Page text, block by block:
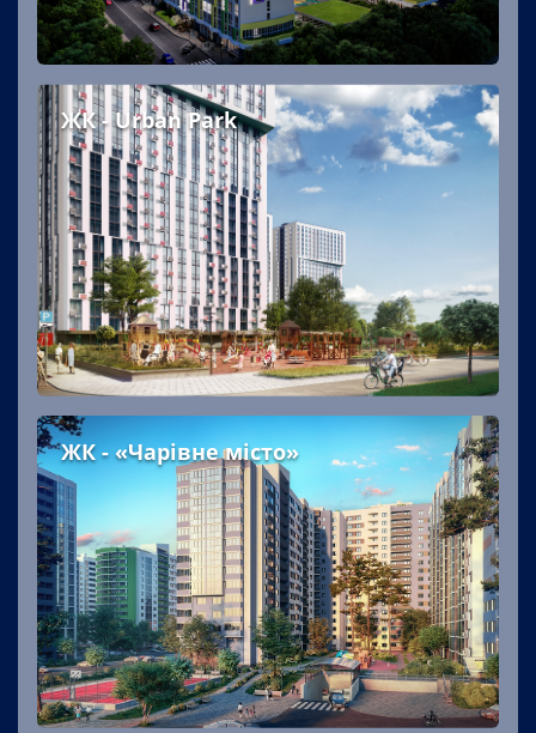
ЖК - Urban Park
ЖК - «Чарівне місто»